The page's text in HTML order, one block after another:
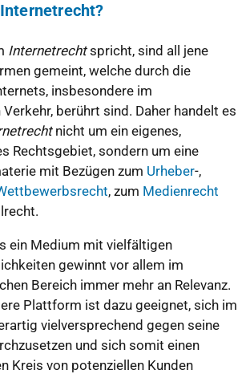
Internetrechtspricht, sind all jene
gemeint, welche durch die
insbesondere im
berührt sind. Daher handelt es
nicht um ein eigenes,
Rechtsgebiet, sondern um eine
mit Bezügen zum Urheber-,
, zum Medienrecht
ein Medium mit vielfältigen
gewinnt vor allem im
Bereich immer mehr an Relevanz.
Plattform ist dazu geeignet, sich im
vielversprechend gegen seine
und sich somit einen
Kreis von potenziellen Kunden